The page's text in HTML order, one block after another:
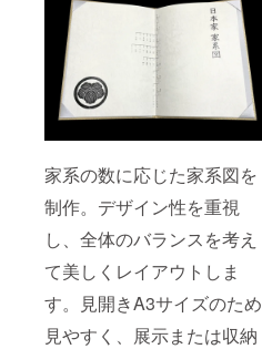
家系の数に応じた家系図を
制作。デザイン性を重視
し、全体のバランスを考え
て美しくレイアウトしま
す。見開きA3サイズのため
見やすく、展示または収納